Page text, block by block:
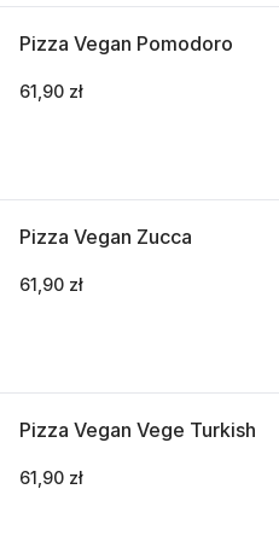
Pizza Vegan Pomodoro
61,90 zł
Pizza Vegan Zucca
61,90 zł
Pizza Vegan Vege Turkish
61,90 zł